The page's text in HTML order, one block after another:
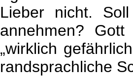
Lieber nicht.
annehmen?
„wirklich
randsprachliche